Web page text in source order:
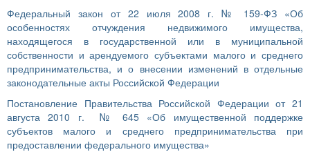
Федеральный закон от 22 июля 2008 г. № 159-ФЗ «Об
особенностях отчуждения недвижимого имущества,
находящегося в государственной или в муниципальной
собственности и арендуемого субъектами малого и среднего
предпринимательства, и о внесении изменений в отдельные
законодательные акты Российской Федерации
Постановление Правительства Российской Федерации от 21
августа 2010 г. № 645 «Об имущественной поддержке
субъектов малого и среднего предпринимательства при
предоставлении федерального имущества»